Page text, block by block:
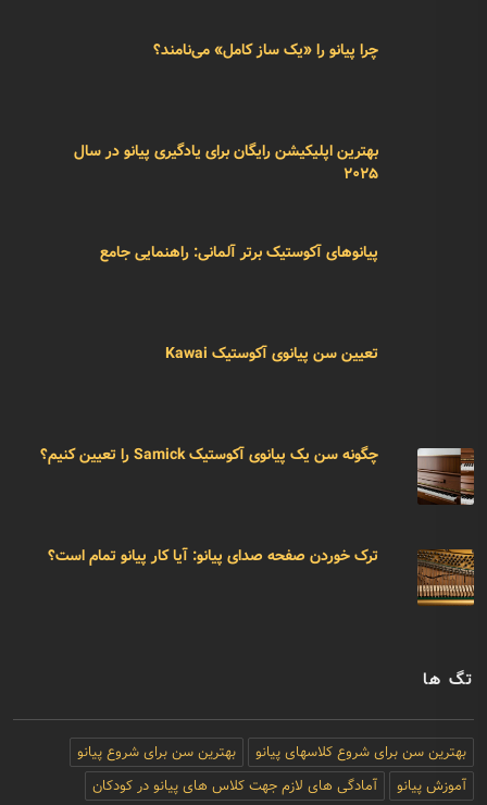
چرا پیانو را «یک ساز کامل» می‌نامند؟
بهترین اپلیکیشن رایگان برای یادگیری پیانو در سال
۲۰۲۵
پیانوهای آکوستیک برتر آلمانی: راهنمایی جامع
تعیین سن پیانوی آکوستیک Kawai
چگونه سن یک پیانوی آکوستیک Samick را تعیین کنیم؟
ترک خوردن صفحه صدای پیانو: آیا کار پیانو تمام است؟
تگ ها
بهترین سن برای شروع کلاسهای پیانو
بهترین سن برای شروع پیانو
آموزش پیانو
آمادگی های لازم جهت کلاس های پیانو در کودکان